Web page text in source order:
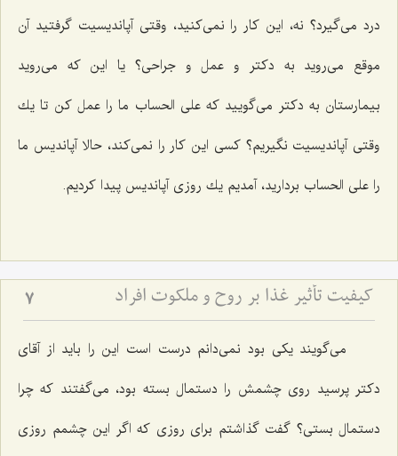
درد می‌گیرد؟ نه، این كار را نمی‌كنید، وقتی آپاندیسیت گرفتید آن
موقع می‌روید به دكتر و عمل و جراحی؟ یا این كه می‌روید
بیمارستان به دكتر می‌گویید كه علی الحساب ما را عمل كن تا یك
وقتی آپاندیسیت نگیریم؟ كسی این كار را نمی‌كند، حالا آپاندیس ما
را علی الحساب بردارید، آمدیم یك روزی آپاندیس پیدا كردیم.
کیفیت تأثیر غذا بر روح و ملکوت افراد 7
می‌گویند یكی بود نمی‌دانم درست است این را باید از آقای
دكتر پرسید روی چشمش را دستمال بسته بود، می‌گفتند كه چرا
دستمال بستی؟ گفت گذاشتم برای روزی كه اگر این چشمم روزی